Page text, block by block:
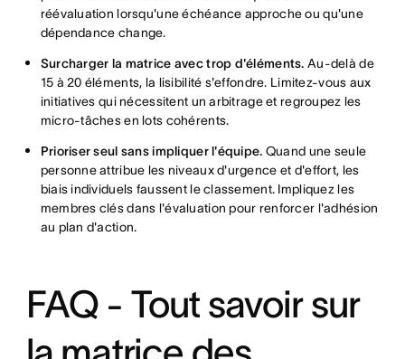
réévaluation lorsqu'une échéance approche ou qu'une
dépendance change.
Surcharger la matrice avec trop d'éléments. Au-delà de
15 à 20 éléments, la lisibilité s'effondre. Limitez-vous aux
initiatives qui nécessitent un arbitrage et regroupez les
micro-tâches en lots cohérents.
Prioriser seul sans impliquer l'équipe. Quand une seule
personne attribue les niveaux d'urgence et d'effort, les
biais individuels faussent le classement. Impliquez les
membres clés dans l'évaluation pour renforcer l'adhésion
au plan d'action.
FAQ - Tout savoir sur